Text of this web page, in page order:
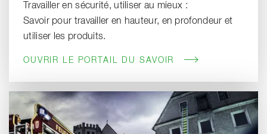
Travailler en sécurité, utiliser au mieux :
Savoir pour travailler en hauteur, en profondeur et
utiliser les produits.
OUVRIR LE PORTAIL DU SAVOIR